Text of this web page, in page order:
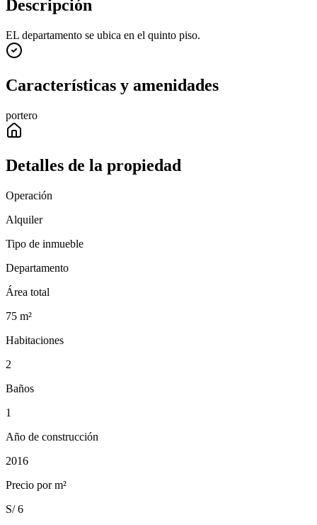
Descripción
EL departamento se ubica en el quinto piso.
Características y amenidades
portero
Detalles de la propiedad
Operación
Alquiler
Tipo de inmueble
Departamento
Área total
75 m²
Habitaciones
2
Baños
1
Año de construcción
2016
Precio por m²
S/ 6